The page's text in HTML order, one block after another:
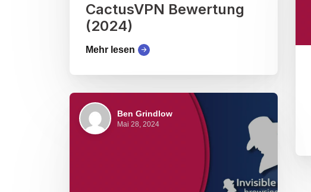
CactusVPN Bewertung
(2024)
Mehr lesen
Ben Grindlow
Mai 28, 2024